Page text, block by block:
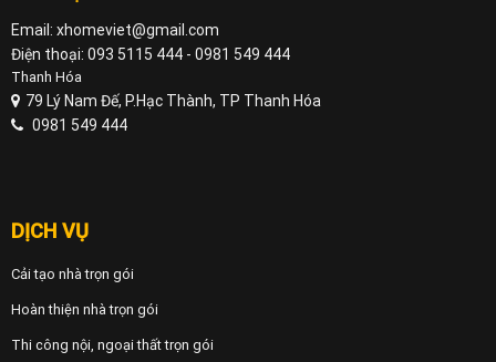
Email: xhomeviet@gmail.com
Điện thoại: 093 5115 444 - 0981 549 444
Thanh Hóa
79 Lý Nam Đế, P.Hạc Thành, TP Thanh Hóa
0981 549 444
DỊCH VỤ
Cải tạo nhà trọn gói
Hoàn thiện nhà trọn gói
Thi công nội, ngoại thất trọn gói